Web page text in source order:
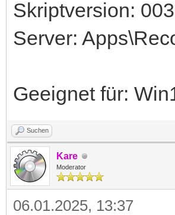
Skriptversion:
Server:
Geeignet für:
Suchen
Kare
Moderator
06.01.2025, 13:37